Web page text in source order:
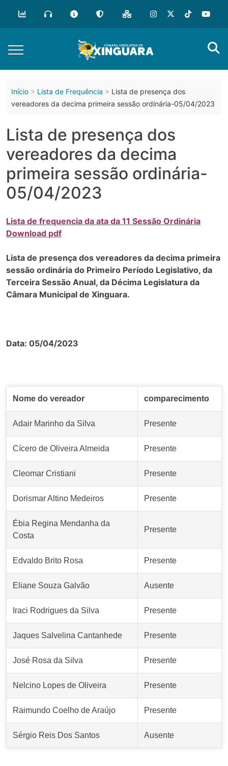
conteúdo
Início Lista de Frequência
Lista de presença dos
vereadores da decima primeira sessão ordinária-05/04/2023
Lista de presença dos
vereadores da decima
primeira sessão ordinária-
05/04/2023
Lista de frequencia da ata da 11 Sessão Ordinária
Download pdf
Lista de presença dos vereadores da decima primeira
sessão ordinária do Primeiro Período Legislativo, da
Terceira Sessão Anual, da Décima Legislatura da
Câmara Municipal de Xinguara.
Data: 05/04/2023
Nome do vereador comparecimento
Adair Marinho da Silva Presente
Cícero de Oliveira Almeida Presente
Cleomar Cristiani Presente
Dorismar Altino Medeiros Presente
Ébia Regina Mendanha da
Costa
Presente
Edvaldo Brito Rosa Presente
Eliane Souza Galvão Ausente
Iraci Rodrigues da Silva Presente
Jaques Salvelina Cantanhede Presente
José Rosa da Silva Presente
Nelcino Lopes de Oliveira Presente
Raimundo Coelho de Araújo Presente
Sérgio Reis Dos Santos Ausente